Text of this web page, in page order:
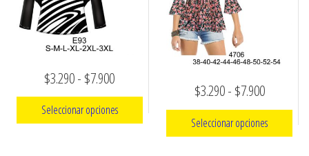
$3.290- $7.900Rango
de
precios:
Seleccionar opciones
$3.290- $7.900Rango
de
precios:
Seleccionar opciones